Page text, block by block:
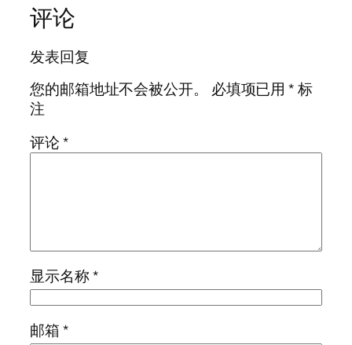
评论
发表回复
您的邮箱地址不会被公开。
必填项已用*标
注
评论*
显示名称*
邮箱*